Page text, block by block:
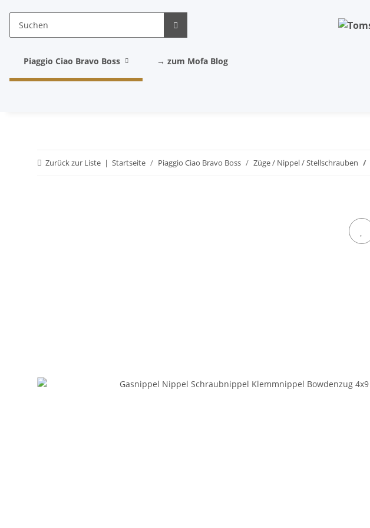
Piaggio Ciao Bravo Boss → zum Mofa Blog
Zurück zur Liste Startseite Piaggio Ciao Bravo Boss Züge / Nippel / Stellschrauben